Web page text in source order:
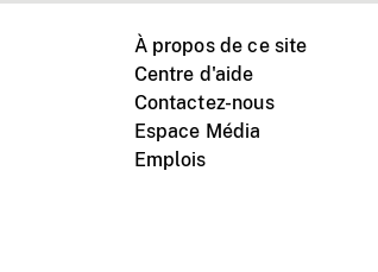
À propos de ce site
Centre d'aide
Contactez-nous
Espace Média
Emplois